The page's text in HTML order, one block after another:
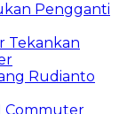
Pengganti
Tekankan
Rudianto
Commuter